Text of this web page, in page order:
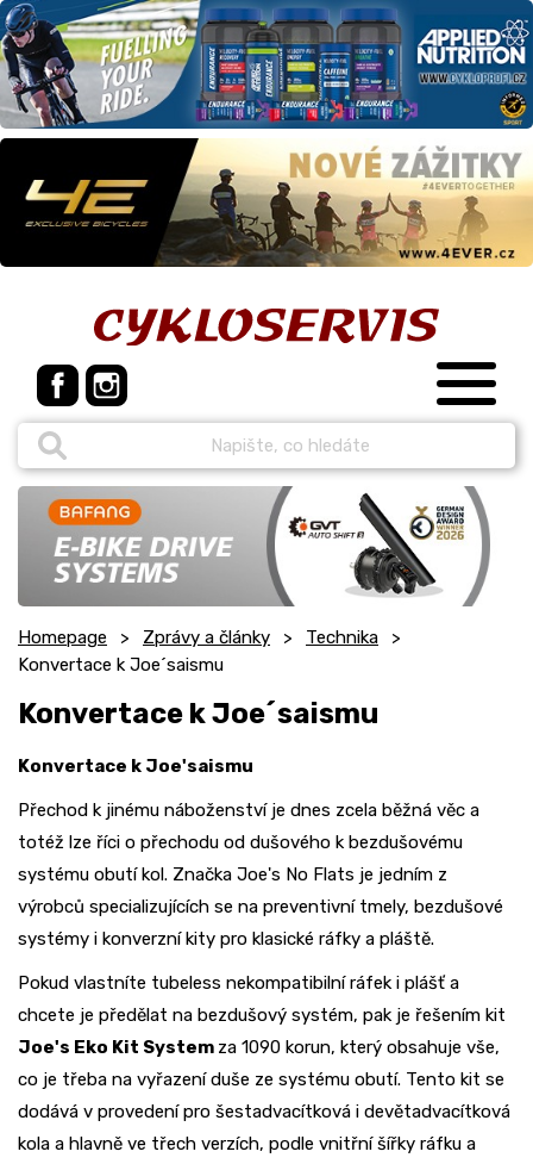
Homepage Zprávy a články
Technika
Konvertace k Joe´saismu
Konvertace k Joe´saismu
Konvertace k Joe'saismu
Přechod k jinému náboženství je dnes zcela běžná věc a
totéž lze říci o přechodu od dušového k bezdušovému
systému obutí kol. Značka Joe's No Flats je jedním z
výrobců specializujících se na preventivní tmely, bezdušové
systémy i konverzní kity pro klasické ráfky a pláště.
Pokud vlastníte tubeless nekompatibilní ráfek i plášť a
chcete je předělat na bezdušový systém, pak je řešením kit
Joe's Eko Kit System za 1090 korun, který obsahuje vše,
co je třeba na vyřazení duše ze systému obutí. Tento kit se
dodává v provedení pro šestadvacítková i devětadvacítková
kola a hlavně ve třech verzích, podle vnitřní šířky ráfku a